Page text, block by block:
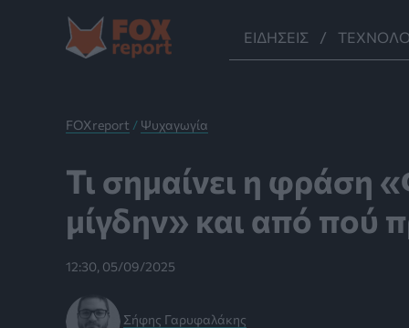
Μετάβαση
περιεχόμενο
ΕΙΔΉΣΕΙΣ
FOXreport / Ψυχαγωγία
Τι σημαίνει η φράση
μίγδην» και από πού
12:30, 05/09/2025
Σήφης Γαρυφαλάκης